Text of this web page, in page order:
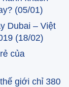
(05/01)
Dubai – Việt
(18/02)
của
giới chỉ 380